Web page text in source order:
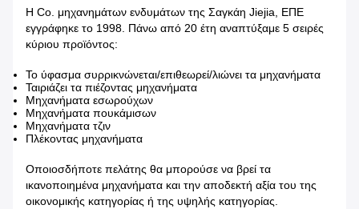
Η Co. μηχανημάτων ενδυμάτων της Σαγκάη Jiejia, ΕΠΕ
εγγράφηκε το 1998. Πάνω από 20 έτη αναπτύξαμε 5 σειρές
κύριου προϊόντος:
Το ύφασμα συρρικνώνεται/επιθεωρεί/λιώνει τα μηχανήματα
Ταιριάζει τα πιέζοντας μηχανήματα
Μηχανήματα εσωρούχων
Μηχανήματα πουκάμισων
Μηχανήματα τζιν
Πλέκοντας μηχανήματα
Οποιοσδήποτε πελάτης θα μπορούσε να βρεί τα
ικανοποιημένα μηχανήματα και την αποδεκτή αξία του της
οικονομικής κατηγορίας ή της υψηλής κατηγορίας.